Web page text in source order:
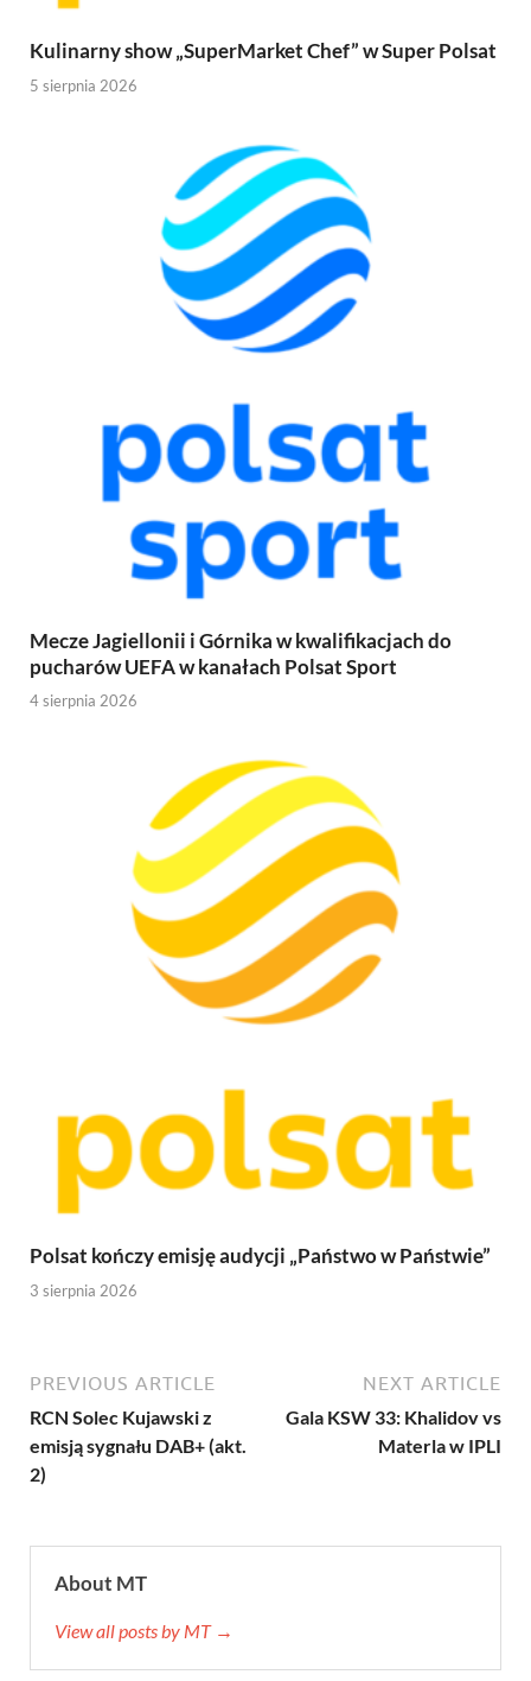
Kulinarny show „SuperMarket Chef” w Super Polsat
5 sierpnia 2026
Mecze Jagiellonii i Górnika w kwalifikacjach do
pucharów UEFA w kanałach Polsat Sport
4 sierpnia 2026
Polsat kończy emisję audycji „Państwo w Państwie”
3 sierpnia 2026
PREVIOUS ARTICLE
RCN Solec Kujawski z
emisją sygnału DAB+ (akt.
2)
NEXT ARTICLE
Gala KSW 33: Khalidov vs
Materla w IPLI
About MT
View all posts by MT →